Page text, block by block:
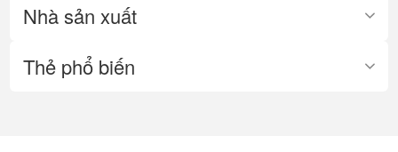
Nhà sản xuất
Thẻ phổ biến